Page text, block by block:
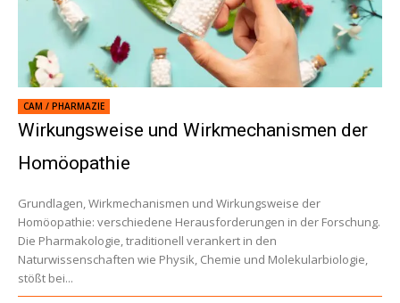
CAM / PHARMAZIE
Wirkungsweise und Wirkmechanismen der
Homöopathie
Grundlagen, Wirkmechanismen und Wirkungsweise der
Homöopathie: verschiedene Herausforderungen in der Forschung.
Die Pharmakologie, traditionell verankert in den
Naturwissenschaften wie Physik, Chemie und Molekularbiologie,
stößt bei...